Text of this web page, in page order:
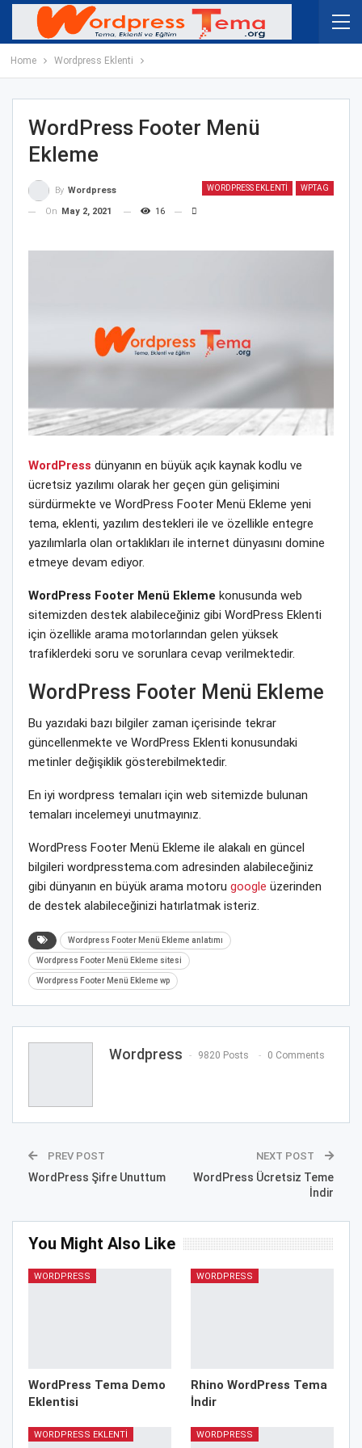
Home Wordpress Eklenti
WordPress Footer Menü
Ekleme
WORDPRESS EKLENTI WPTAG
By Wordpress
On
May 2, 2021 16
WordPress dünyanın en büyük açık kaynak kodlu ve
ücretsiz yazılımı olarak her geçen gün gelişimini
sürdürmekte ve WordPress Footer Menü Ekleme yeni
tema, eklenti, yazılım destekleri ile ve özellikle entegre
yazılımlarla olan ortaklıkları ile internet dünyasını domine
etmeye devam ediyor.
WordPress Footer Menü Ekleme konusunda web
sitemizden destek alabileceğiniz gibi WordPress Eklenti
için özellikle arama motorlarından gelen yüksek
trafiklerdeki soru ve sorunlara cevap verilmektedir.
WordPress Footer Menü Ekleme
Bu yazıdaki bazı bilgiler zaman içerisinde tekrar
güncellenmekte ve WordPress Eklenti konusundaki
metinler değişiklik gösterebilmektedir.
En iyi wordpress temaları için web sitemizde bulunan
temaları incelemeyi unutmayınız.
WordPress Footer Menü Ekleme ile alakalı en güncel
bilgileri wordpresstema.com adresinden alabileceğiniz
gibi dünyanın en büyük arama motoru google üzerinden
de destek alabileceğinizi hatırlatmak isteriz.
Wordpress Footer Menü Ekleme anlatımı
Wordpress Footer Menü Ekleme sitesi
Wordpress Footer Menü Ekleme wp
Wordpress 9820 Posts 0 Comments
PREV POST
WordPress Şifre Unuttum
NEXT POST
WordPress Ücretsiz Teme
İndir
You Might Also Like
WORDPRESS
WordPress Tema Demo
Eklentisi
WORDPRESS
Rhino WordPress Tema
İndir
WORDPRESS EKLENTI WORDPRESS